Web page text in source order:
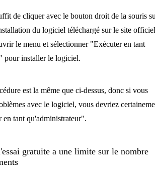
de cliquer avec le bouton droit de la souris
du logiciel téléchargé sur le site officiel
le menu et sélectionner "Exécuter en tant
pour installer le logiciel.
est la même que ci-dessus, donc si vous
avec le logiciel, vous devriez
en tant qu'administrateur".
gratuite a une limite sur le nombre